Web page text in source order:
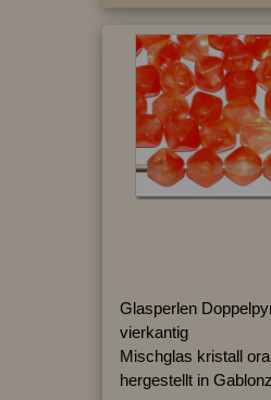
Glasperlen
vierkantig
Mischglas kristall
hergestellt in